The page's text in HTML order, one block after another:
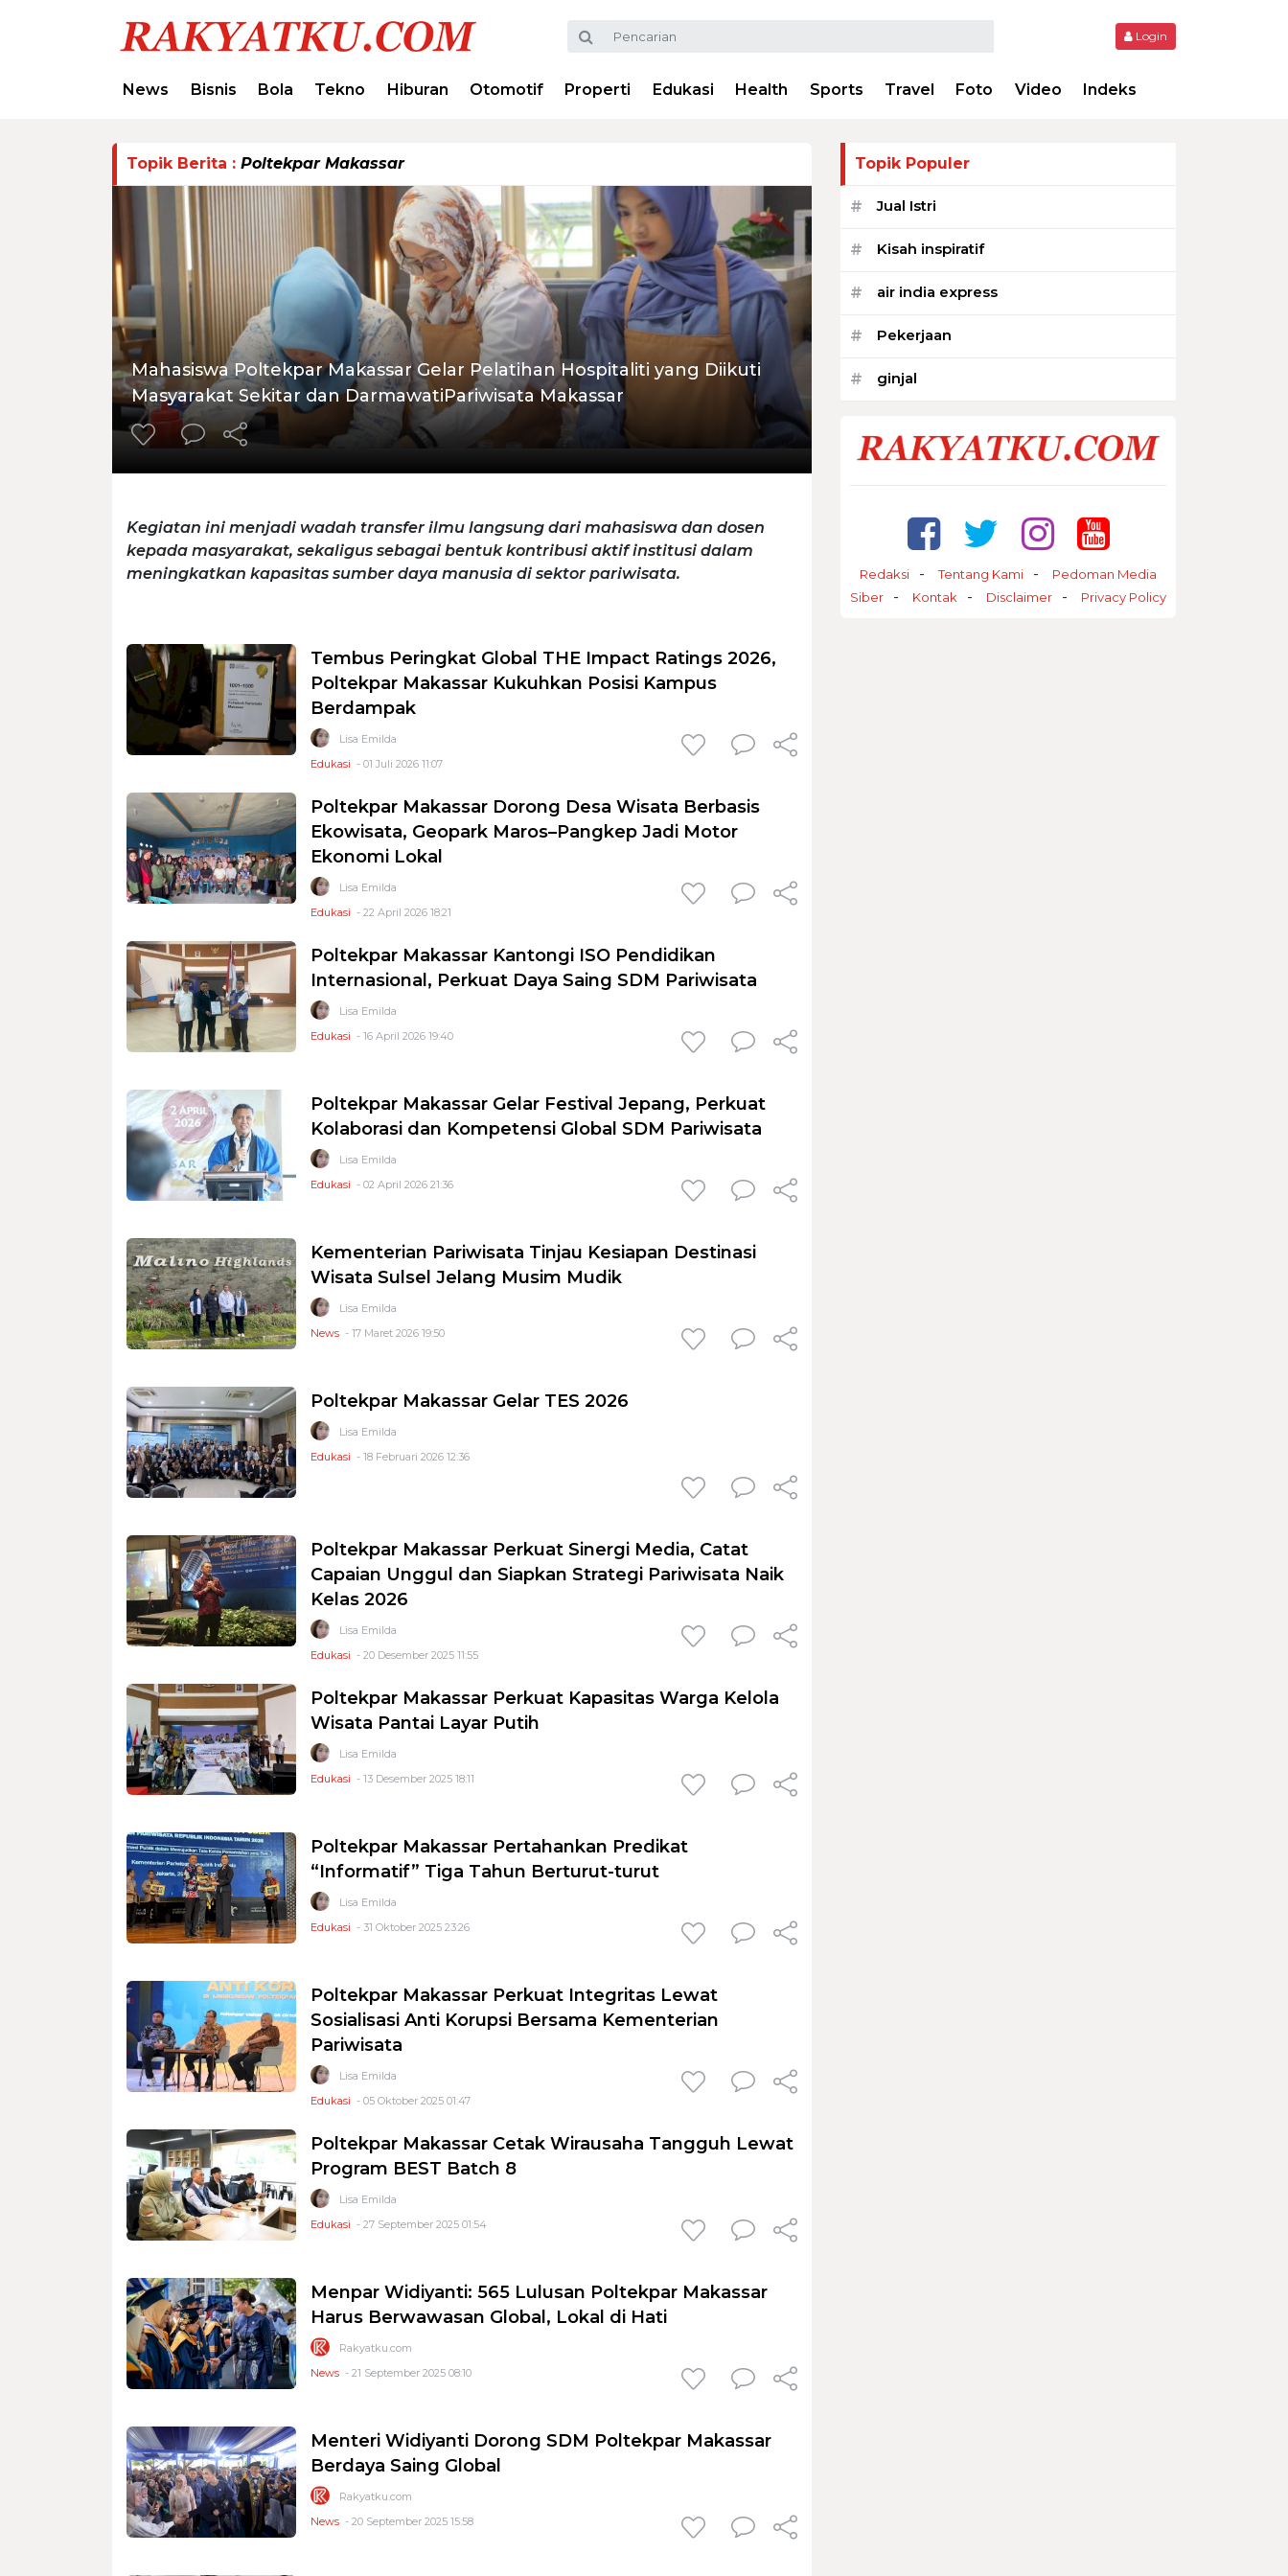
Login
News Bisnis Bola Tekno Hiburan Otomotif Properti Edukasi Health Sports Travel Foto Video Indeks
Topik Berita : Poltekpar Makassar
Mahasiswa Poltekpar Makassar Gelar Pelatihan Hospitaliti yang Diikuti
Masyarakat Sekitar dan DarmawatiPariwisata Makassar
Kegiatan ini menjadi wadah transfer ilmu langsung dari mahasiswa dan dosen
kepada masyarakat, sekaligus sebagai bentuk kontribusi aktif institusi dalam
meningkatkan kapasitas sumber daya manusia di sektor pariwisata.
Tembus Peringkat Global THE Impact Ratings 2026,
Poltekpar Makassar Kukuhkan Posisi Kampus
Berdampak
Lisa Emilda
Edukasi - 01 Juli 2026 11:07
Poltekpar Makassar Dorong Desa Wisata Berbasis
Ekowisata, Geopark Maros–Pangkep Jadi Motor
Ekonomi Lokal
Lisa Emilda
Edukasi - 22 April 2026 18:21
Poltekpar Makassar Kantongi ISO Pendidikan
Internasional, Perkuat Daya Saing SDM Pariwisata
Lisa Emilda
Edukasi - 16 April 2026 19:40
Poltekpar Makassar Gelar Festival Jepang, Perkuat
Kolaborasi dan Kompetensi Global SDM Pariwisata
Lisa Emilda
Edukasi - 02 April 2026 21:36
Kementerian Pariwisata Tinjau Kesiapan Destinasi
Wisata Sulsel Jelang Musim Mudik
Lisa Emilda
News - 17 Maret 2026 19:50
Poltekpar Makassar Gelar TES 2026
Lisa Emilda
Edukasi - 18 Februari 2026 12:36
Poltekpar Makassar Perkuat Sinergi Media, Catat
Capaian Unggul dan Siapkan Strategi Pariwisata Naik
Kelas 2026
Lisa Emilda
Edukasi - 20 Desember 2025 11:55
Poltekpar Makassar Perkuat Kapasitas Warga Kelola
Wisata Pantai Layar Putih
Lisa Emilda
Edukasi - 13 Desember 2025 18:11
Poltekpar Makassar Pertahankan Predikat
“Informatif” Tiga Tahun Berturut-turut
Lisa Emilda
Edukasi - 31 Oktober 2025 23:26
Poltekpar Makassar Perkuat Integritas Lewat
Sosialisasi Anti Korupsi Bersama Kementerian
Pariwisata
Lisa Emilda
Edukasi - 05 Oktober 2025 01:47
Poltekpar Makassar Cetak Wirausaha Tangguh Lewat
Program BEST Batch 8
Lisa Emilda
Edukasi - 27 September 2025 01:54
Menpar Widiyanti: 565 Lulusan Poltekpar Makassar
Harus Berwawasan Global, Lokal di Hati
Rakyatku.com
News - 21 September 2025 08:10
Menteri Widiyanti Dorong SDM Poltekpar Makassar
Berdaya Saing Global
Rakyatku.com
News - 20 September 2025 15:58
Topik Populer
# Jual Istri
# Kisah inspiratif
# air india express
# Pekerjaan
# ginjal
Redaksi Tentang Kami
Pedoman Media
Siber
Kontak Disclaimer Privacy Policy